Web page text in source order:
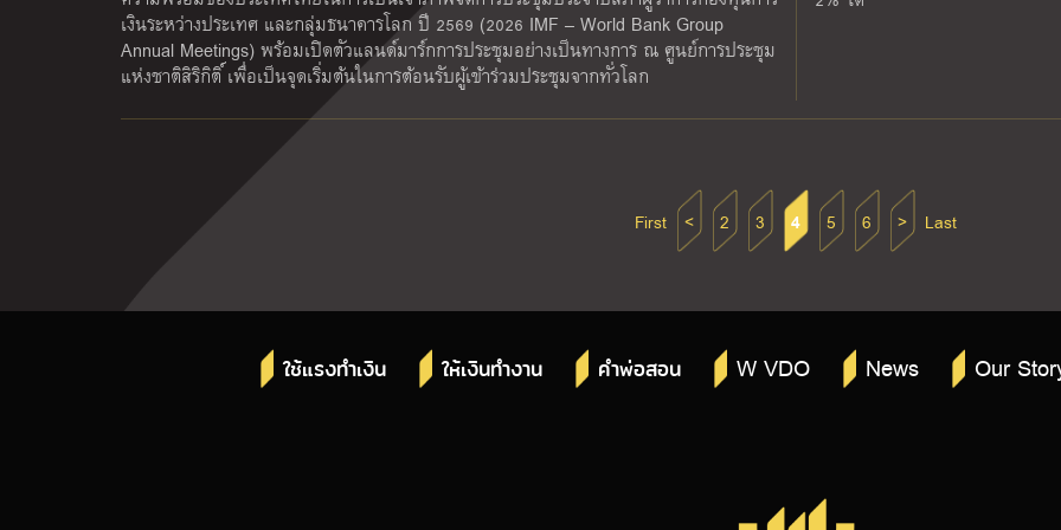
เงินระหว่างประเทศ และกลุ่มธนาคารโลก ปี 2569 (2026 IMF – World Bank Group
Annual Meetings) พร้อมเปิดตัวแลนด์มาร์กการประชุมอย่างเป็นทางการ ณ ศูนย์การประชุม
แห่งชาติสิริกิติ์ เพื่อเป็นจุดเริ่มต้นในการต้อนรับผู้เข้าร่วมประชุมจากทั่วโลก
First < 2 3 4 5 6 > Last
ใช้แรงทำเงิน ให้เงินทำงาน คำพ่อสอน W VDO News Our